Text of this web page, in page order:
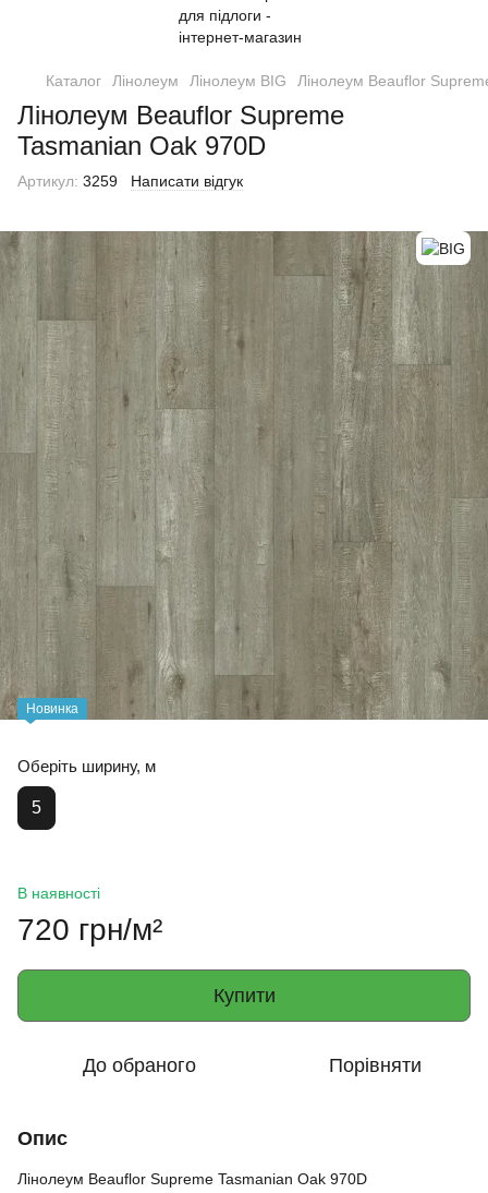
Каталог Лінолеум Лінолеум BIG Лінолеум Beauflor
Лінолеум Beauflor Supreme
Tasmanian Oak 970D
Артикул: 3259 Написати відгук
Новинка
Oберіть ширину, м
5
В наявності
720 грн/м²
Купити
До обраного Порівняти
Опис
Лінолеум Beauflor Supreme Tasmanian Oak 970D